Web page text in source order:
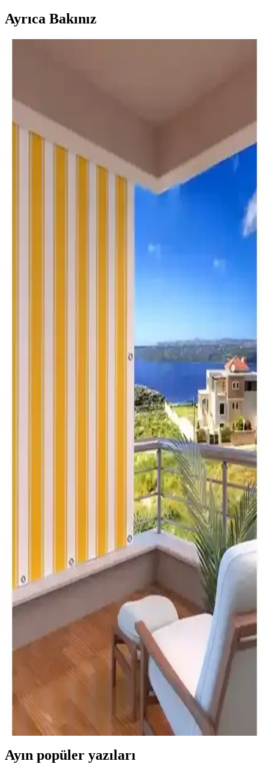
Ayrıca Bakınız
ve estetiği karşılaştırılıyor. Kullanıcı yorumlarıyla ürünlerin
performansı ve tercih edilme nedenleri anlatılıyor.
Perhal Balkon Perdesi Karşılaştırması: Krem ve
Mavi Beyaz Çizgili Modellerin Özellikleri ve
Kullanıcı Yorumları
İki farklı Perhal balkon perde modelinin özellikleri, dayanıklılığı ve
kullanıcı yorumlarıyla detaylı karşılaştırması. Hangi perde sizin için
Balkon Perdesi Seçenekleri: Moda Perde ve
Karmaşın Home Ürünlerinin Karşılaştırması
İki balkon perdesi ürününü detaylı karşılaştırıyoruz. Malzeme,
dayanıklılık, kullanım özellikleri ve kullanıcı geri bildirimleriyle ilgili
Altın Pamuk Balkon Perdesi Karşılaştırması Mavi
ve Bej Seçenekleri Hakkında Detaylı Bilgi
İki farklı renk ve özellikteki balkon perdelerini detaylı
karşılaştırıyoruz. Mavi ve bej seçenekleriyle, dayanıklılık, montaj
kolaylığı ve kullanıcı deneyimleriyle en uygun seçeneği
Morpi Her Ölçüde Enxboy Seçenekli Balkon Perdesi
Dayanıklı ve Estetik Tasarım
Morpi markasının dayanıklı ve estetik balkon perdesi, çeşitli ölçü ve
renk seçenekleriyle güneş, rüzgar ve suya karşı koruma sağlar, kolay
bakım ve montaj imkanı sunar.
Balkon Perdesi Seçenekleri: Branda ve Gabardin
Kumaşı ile Dayanıklı Çözümler
İki farklı balkon perde seçeneği olan branda ve gabardin kumaşı ile
dayanıklı ve estetik çözümler sunuyoruz. Güneş, rüzgar ve yağmura
karşı koruma sağlayan ürünler, kolay montaj ve uzun ömürlü
kullanım avantajlarıyla öne çıkıyor.
Setekshome Kalın ve Su Geçirmez Balkon Perdesi
Sarı-Beyaz Tasarım ve Dayanıklılık
Setekshome'un kalın, su geçirmez balkon perdesi, güneş ve hava
koşullarına karşı üstün koruma sağlar, şık tasarımıyla balkonunuza
canlılık katar ve kolay montaj imkanı sunar.
Ayın popüler yazıları